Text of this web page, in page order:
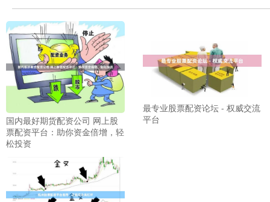
国内最好期货配资公司 网上股
票配资平台：助你资金倍增，轻
松投资
最专业股票配资论坛 - 权威交流
平台